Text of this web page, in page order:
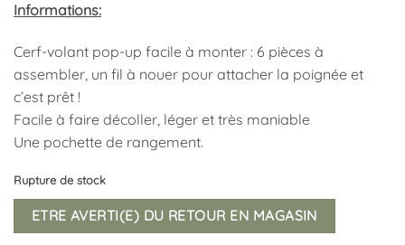
Informations:
Cerf-volant pop-up facile à monter : 6 pièces à
assembler, un fil à nouer pour attacher la poignée et
c’est prêt !
Facile à faire décoller, léger et très maniable
Une pochette de rangement.
Rupture de stock
ETRE AVERTI(E) DU RETOUR EN MAGASIN